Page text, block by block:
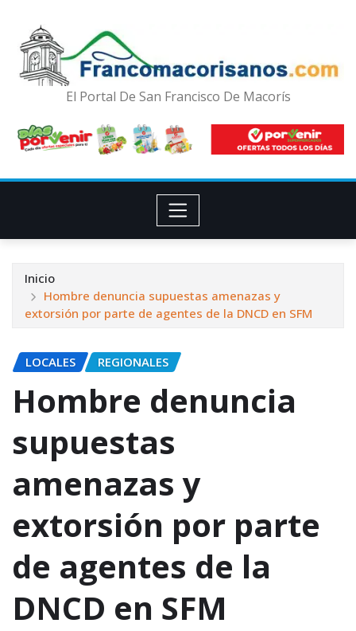
El Portal De San Francisco De Macorís
Inicio
Hombre denuncia supuestas amenazas y
extorsión por parte de agentes de la DNCD en SFM
LOCALES REGIONALES
Hombre denuncia
supuestas
amenazas y
extorsión por parte
de agentes de la
DNCD en SFM